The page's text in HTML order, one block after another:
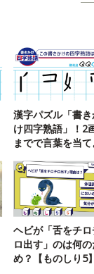
漢字パズル「書
け四字熟語」！2
までで言葉を当
ヘビが「舌をチ
ロ出す」のは何の
め？【ものしり5】